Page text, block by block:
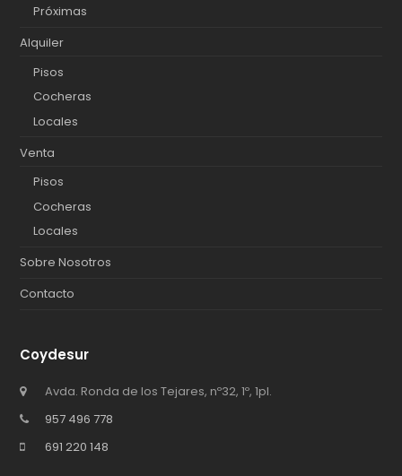
Próximas
Alquiler
Pisos
Cocheras
Locales
Venta
Pisos
Cocheras
Locales
Sobre Nosotros
Contacto
Coydesur
Avda. Ronda de los Tejares, nº32, 1º, 1pl.
957 496 778
691 220 148